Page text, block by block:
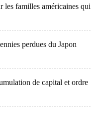
les familles américaines qui
perdues du Japon
de capital et ordre